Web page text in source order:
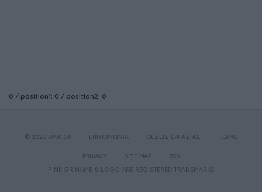
0 / position1: 0 / position2: 0
© 2026 PINK.GR ΕΠΙΚΟΙΝΩΝΙΑ ΘΕΣΕΙΣ ΕΡΓΑΣΙΑΣ TERMS
PRIVACY SITE MAP
RSS
PINK.GR NAME & LOGO ARE REGISTERED TRADEMARKS